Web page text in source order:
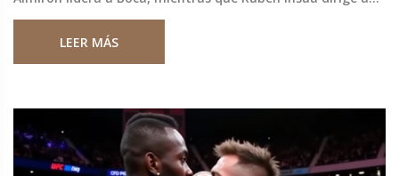
San Lorenzo en este emocionante duelo.
LEER MÁS